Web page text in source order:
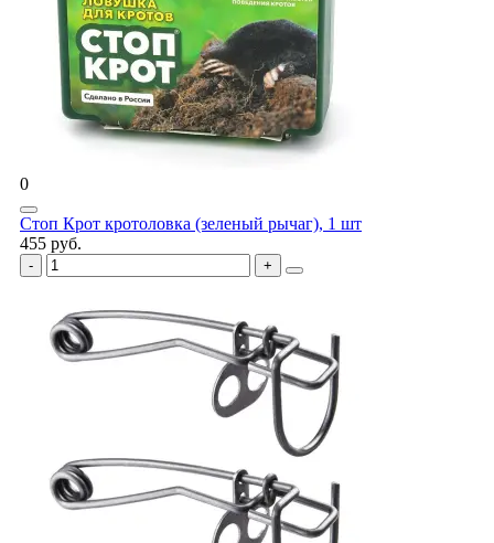
0
Стоп Крот кротоловка (зеленый рычаг), 1 шт
455 руб.